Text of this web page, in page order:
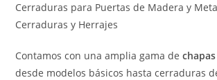
Cerraduras para Puertas de Madera y
Cerraduras y Herrajes
Contamos con una amplia gama de
desde modelos básicos hasta cerraduras